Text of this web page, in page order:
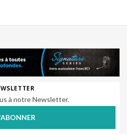
à notre Newsletter.